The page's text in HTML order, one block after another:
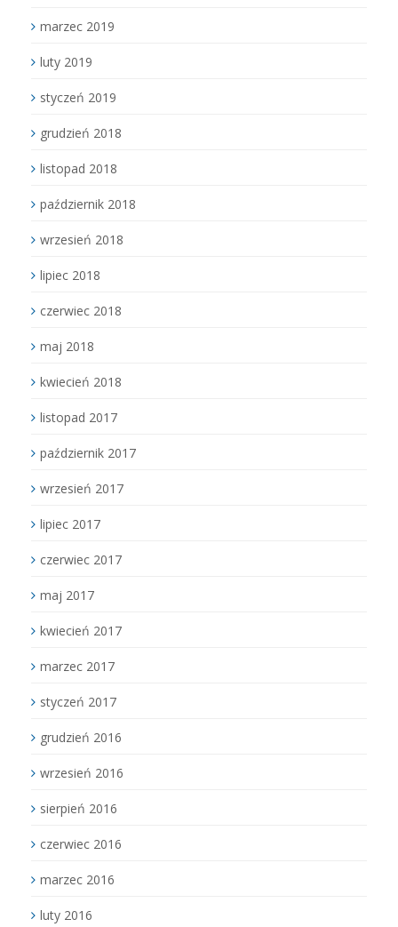
marzec 2019
luty 2019
styczeń 2019
grudzień 2018
listopad 2018
październik 2018
wrzesień 2018
lipiec 2018
czerwiec 2018
maj 2018
kwiecień 2018
listopad 2017
październik 2017
wrzesień 2017
lipiec 2017
czerwiec 2017
maj 2017
kwiecień 2017
marzec 2017
styczeń 2017
grudzień 2016
wrzesień 2016
sierpień 2016
czerwiec 2016
marzec 2016
luty 2016